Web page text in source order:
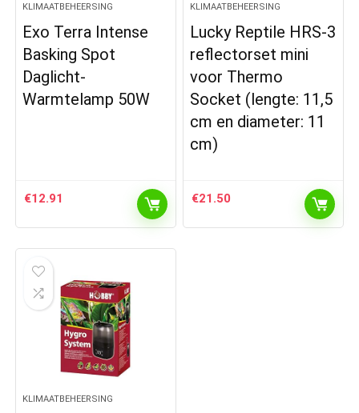
KLIMAATBEHEERSING
Exo Terra Intense
Basking Spot
Daglicht-
Warmtelamp 50W
€12.91
KLIMAATBEHEERSING
Lucky Reptile HRS-3
reflectorset mini
voor Thermo
Socket (lengte: 11,5
cm en diameter: 11
cm)
€21.50
KLIMAATBEHEERSING